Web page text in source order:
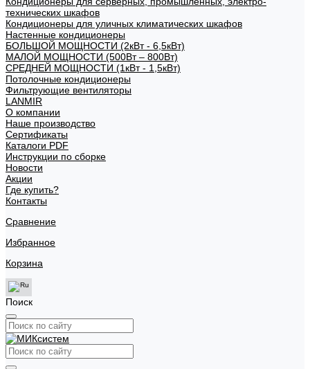
технических шкафов
Кондиционеры для уличных климатических шкафов
Настенные кондиционеры
БОЛЬШОЙ МОЩНОСТИ (2кВт - 6,5кВт)
МАЛОЙ МОЩНОСТИ (500Вт – 800Вт)
СРЕДНЕЙ МОЩНОСТИ (1кВт - 1,5кВт)
Потолочные кондиционеры
Фильтрующие вентиляторы
LANMIR
О компании
Наше производство
Сертификаты
Каталоги PDF
Инструкции по сборке
Новости
Акции
Где купить?
Контакты
Сравнение
Избранное
Корзина
Поиск